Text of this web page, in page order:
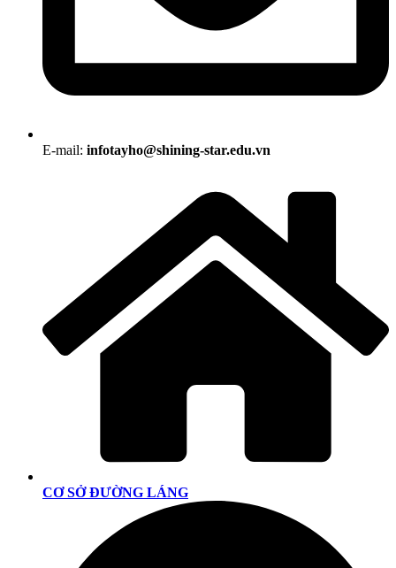
E-mail: infotayho@shining-star.edu.vn
CƠ SỞ ĐƯỜNG LÁNG